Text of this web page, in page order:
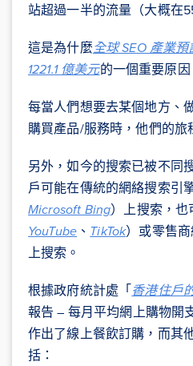
站超過一半的流量（大概在
這是為什麼全球 SEO 產業
1221.1 億美元的一個重要原因
每當人們想要去某個地方、
購買產品/服務時，他們的旅
另外，如今的搜索已被不同
戶可能在傳統的網絡搜索引
Microsoft Bing）上搜索，也
YouTube 、 TikTok）或零售
上搜索。
根據政府統計處「香港住戶
報告 – 每月平均網上購物開
作出了線上餐飲訂購，而其
括：